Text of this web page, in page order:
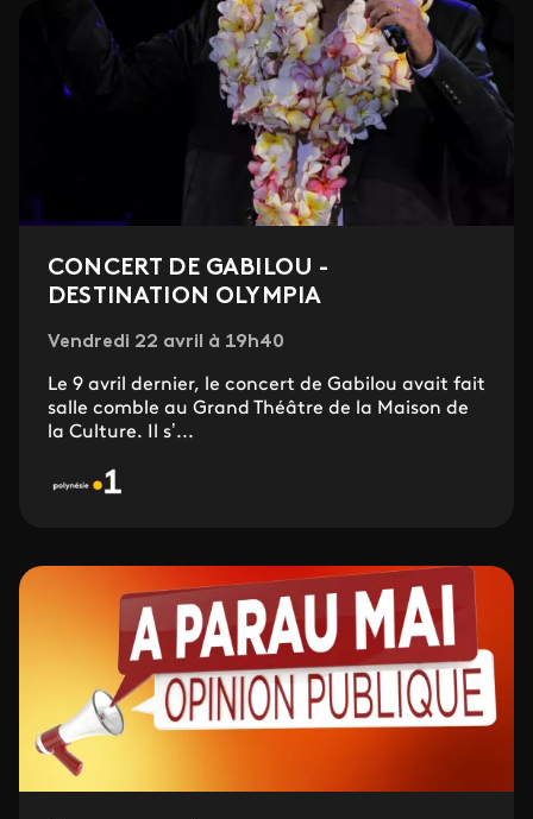
CONCERT DE GABILOU -
DESTINATION OLYMPIA
Vendredi 22 avril à 19h40
Le 9 avril dernier, le concert de Gabilou avait fait
salle comble au Grand Théâtre de la Maison de
la Culture. Il s’...